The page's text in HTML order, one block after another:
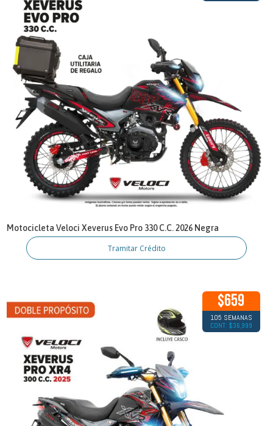
Motocicleta Veloci Xeverus Evo Pro 330 C.C. 2026 Negra
Tramitar Crédito
$659
105 SEMANAS
CONT: $36,999